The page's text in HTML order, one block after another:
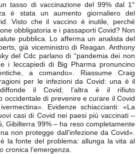
tasso di vaccinazione del 99% dal 1°
è stata un aumento giornaliero del
Visto che il vaccino è inutile, perché
obbligatoria e i passaporti Covid? Non
pubblica. Lo afferma un analista del
già viceministro di Reagan. Anthony
del Cdc parlano di “pandemia dei non
i leccapiedi di Big Pharma pronuncino
a comando». Riassume Craig
per le infezioni da Covid: una è il
il Covid; l’altra è il rifiuto
occidentale di prevenire e curare il Covid
Evidenze schiaccianti: «La
casi di Covid nei paesi più vaccinati –
Gibilterra 99% – ha reso completamente
non protegge dall’infezione da Covid».
la fonte del problema: allunga la vita al
cronica l’emergenza.